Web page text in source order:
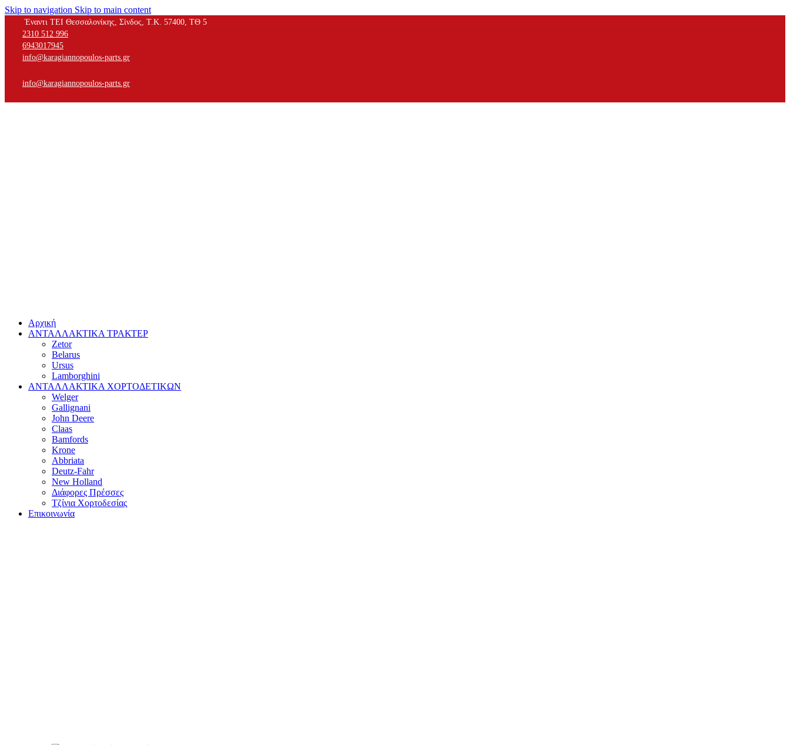
Skip to navigation Skip to main content
Έναντι ΤΕΙ Θεσσαλονίκης, Σίνδος, Τ.Κ. 57400, ΤΘ 5
2310 512 996
6943017945
info@karagiannopoulos-parts.gr
info@karagiannopoulos-parts.gr
Αρχική
ΑΝΤΑΛΛΑΚΤΙΚΑ ΤΡΑΚΤΕΡ
Zetor
Belarus
Ursus
Lamborghini
ΑΝΤΑΛΛΑΚΤΙΚΑ ΧΟΡΤΟΔΕΤΙΚΩΝ
Welger
Gallignani
John Deere
Claas
Bamfords
Krone
Abbriata
Deutz-Fahr
New Holland
Διάφορες Πρέσσες
Τζίνια Χορτοδεσίας
Επικοινωνία